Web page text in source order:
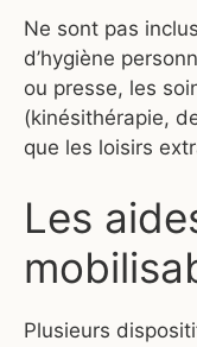
Ne sont pas
d’hygiène
ou presse, les
(kinésithérapie,
que les loisirs
Les
Plusieurs